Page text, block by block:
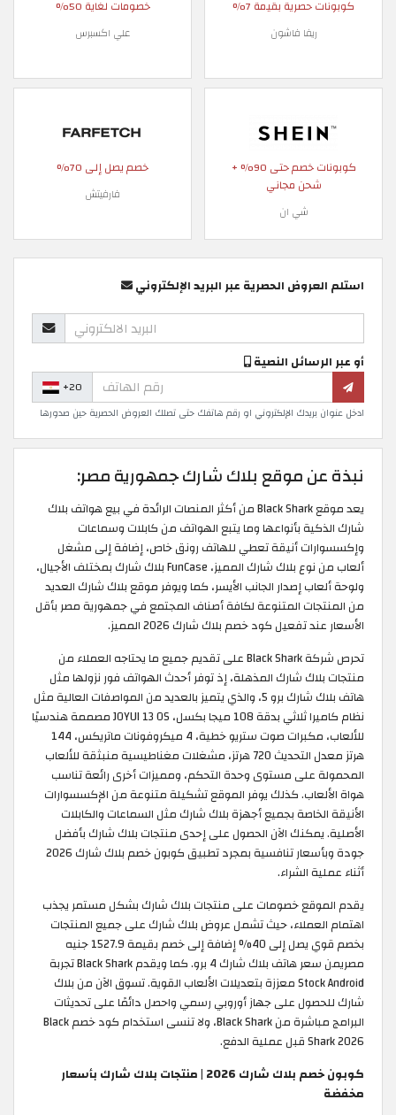
كوبونات حصرية بقيمة 7%
ريفا فاشون
خصومات لغاية 50%
علي اكسبرس
كوبونات خصم حتى 90% +
شحن مجاني
شي ان
خصم يصل إلى 70%
فارفيتش
استلم العروض الحصرية عبر البريد الإلكتروني
أو عبر الرسائل النصية
+20
ادخل عنوان بريدك الإلكتروني او رقم هاتفك حتى تصلك العروض الحصرية حين صدورها
نبذة عن موقع بلاك شارك جمهورية مصر:
يعد موقع Black Shark من أكثر المنصات الرائدة في بيع هواتف بلاك
شارك الذكية بأنواعها وما يتبع الهواتف من كابلات وسماعات
وإكسسوارات أنيقة تعطي للهاتف رونق خاص، إضافة إلى مشغل
ألعاب من نوع بلاك شارك المميز، FunCase بلاك شارك بمختلف الأجيال،
ولوحة ألعاب إصدار الجانب الأيسر، كما ويوفر موقع بلاك شارك العديد
من المنتجات المتنوعة لكافة أصناف المجتمع في جمهورية مصر بأقل
الأسعار عند تفعيل كود خصم بلاك شارك 2026 المميز.
تحرص شركة Black Shark على تقديم جميع ما يحتاجه العملاء من
منتجات بلاك شارك المذهلة، إذ توفر أحدث الهواتف فور نزولها مثل
هاتف بلاك شارك برو 5، والذي يتميز بالعديد من المواصفات العالية مثل
نظام كاميرا ثلاثي بدقة 108 ميجا بكسل، JOYUI 13 OS مصممة هندسيًا
للألعاب، مكبرات صوت ستريو خطية، 4 ميكروفونات ماتريكس، 144
هرتز معدل التحديث 720 هرتز، مشغلات مغناطيسية منبثقة للألعاب
المحمولة على مستوى وحدة التحكم، ومميزات أخرى رائعة تناسب
هواة الألعاب. كذلك يوفر الموقع تشكيلة متنوعة من الإكسسوارات
الأنيقة الخاصة بجميع أجهزة بلاك شارك مثل السماعات والكابلات
الأصلية. يمكنك الآن الحصول على إحدى منتجات بلاك شارك بأفضل
جودة وبأسعار تنافسية بمجرد تطبيق كوبون خصم بلاك شارك 2026
أثناء عملية الشراء.
يقدم الموقع خصومات على منتجات بلاك شارك بشكل مستمر يجذب
اهتمام العملاء، حيث تشمل عروض بلاك شارك على جميع المنتجات
بخصم قوي يصل إلى 40% إضافة إلى خصم بقيمة 1527.9 جنيه
مصريمن سعر هاتف بلاك شارك 4 برو. كما ويقدم Black Shark تجربة
Stock Android معززة بتعديلات الألعاب القوية. تسوق الآن من بلاك
شارك للحصول على جهاز أوروبي رسمي واحصل دائمًا على تحديثات
البرامج مباشرة من Black Shark، ولا تنسى استخدام كود خصم Black
Shark 2026 قبل عملية الدفع.
كوبون خصم بلاك شارك 2026 | منتجات بلاك شارك بأسعار
مخفضة